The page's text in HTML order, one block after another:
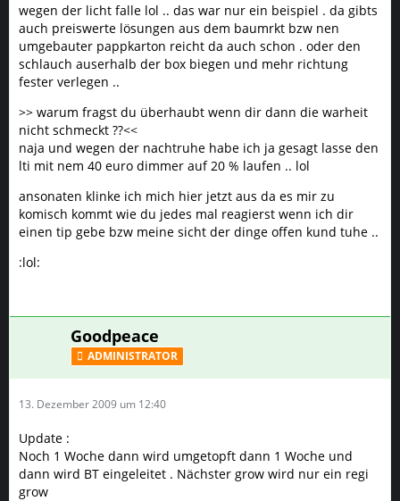
wegen der licht falle lol .. das war nur ein beispiel . da gibts
auch preiswerte lösungen aus dem baumrkt bzw nen
umgebauter pappkarton reicht da auch schon . oder den
schlauch auserhalb der box biegen und mehr richtung
fester verlegen ..
>> warum fragst du überhaubt wenn dir dann die warheit
nicht schmeckt ??<<
naja und wegen der nachtruhe habe ich ja gesagt lasse den
lti mit nem 40 euro dimmer auf 20 % laufen .. lol
ansonaten klinke ich mich hier jetzt aus da es mir zu
komisch kommt wie du jedes mal reagierst wenn ich dir
einen tip gebe bzw meine sicht der dinge offen kund tuhe ..
:lol:
Goodpeace
ADMINISTRATOR
13. Dezember 2009 um 12:40
Update :
Noch 1 Woche dann wird umgetopft dann 1 Woche und
dann wird BT eingeleitet . Nächster grow wird nur ein regi
grow